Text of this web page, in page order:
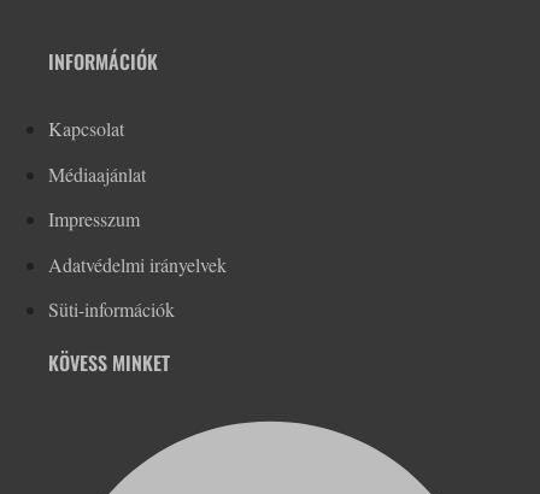
INFORMÁCIÓK
Kapcsolat
Médiaajánlat
Impresszum
Adatvédelmi irányelvek
Süti-információk
KÖVESS MINKET